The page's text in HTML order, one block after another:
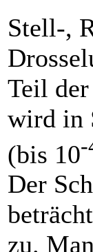
Stell-,
Teil
wird in
(bis 10-
Der
zu.